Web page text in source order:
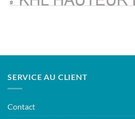
SERVICE AU CLIENT
Contact